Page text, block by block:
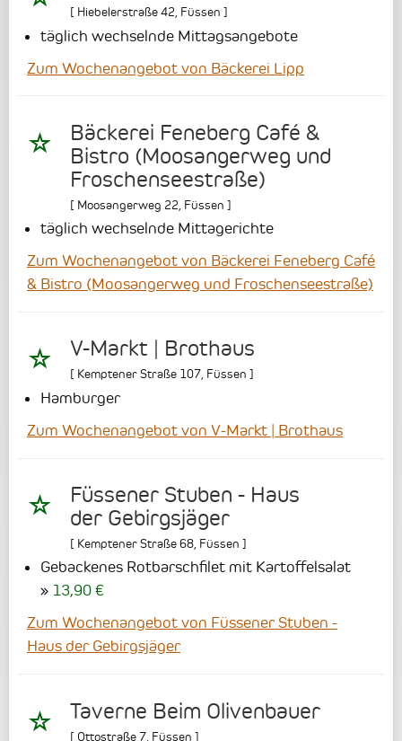
[ Hiebelerstraße 42 Füssen ]
täglich wechselnde Mittagsangebote
Zum Wochenangebot von Bäckerei Lipp
Bäckerei Feneberg Café &
Bistro (Moosangerweg und
Froschenseestraße)
[ Moosangerweg 22 Füssen ]
täglich wechselnde Mittagerichte
Zum Wochenangebot von Bäckerei Feneberg Café
& Bistro (Moosangerweg und Froschenseestraße)
V-Markt | Brothaus
[ Kemptener Straße 107, Füssen ]
Hamburger
Zum Wochenangebot von V-Markt | Brothaus
Füssener Stuben - Haus
der Gebirgsjäger
[ Kemptener Straße 68, Füssen ]
Gebackenes Rotbarschfilet mit Kartoffelsalat
13,90 €
Zum Wochenangebot von Füssener Stuben -
Haus der Gebirgsjäger
Taverne Beim Olivenbauer
[ Ottostraße 7 Füssen ]